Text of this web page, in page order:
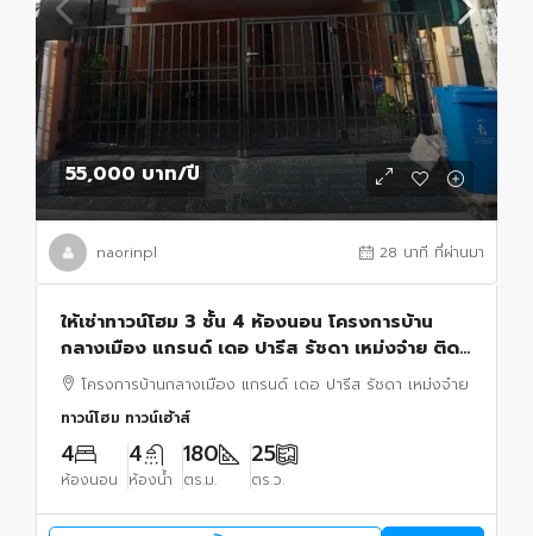
55,000 บาท/ปี
naorinpl 28 นาที ที่ผ่านมา
ให้เช่าทาวน์โฮม 3 ชั้น 4 ห้องนอน โครงการบ้าน
กลางเมือง แกรนด์ เดอ ปารีส รัชดา เหม่งจ๋าย ติด
นานาชาติสิงคโปร์ SISB ประชาอุทิศ ห้วยขวาง
โครงการบ้านกลางเมือง แกรนด์ เดอ ปารีส รัชดา เหม่งจ๋าย
ทาวน์โฮม ทาวน์เฮ้าส์
4
ห้องนอน
4
ห้องน้ำ
180
ตร.ม.
25
ตร.ว.